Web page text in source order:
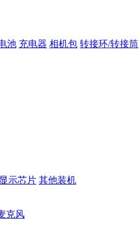
池 充电器 相机包 转接环/转接筒
显示芯片 其他装机
克风